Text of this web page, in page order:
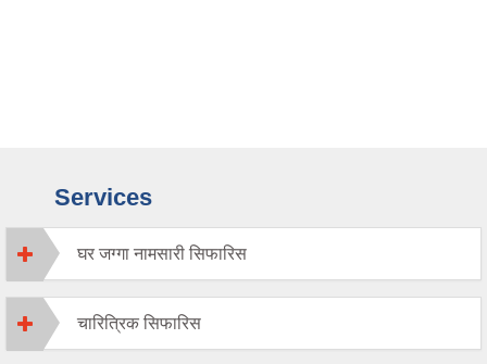
Services
घर जग्गा नामसारी सिफारिस
चारित्रिक सिफारिस